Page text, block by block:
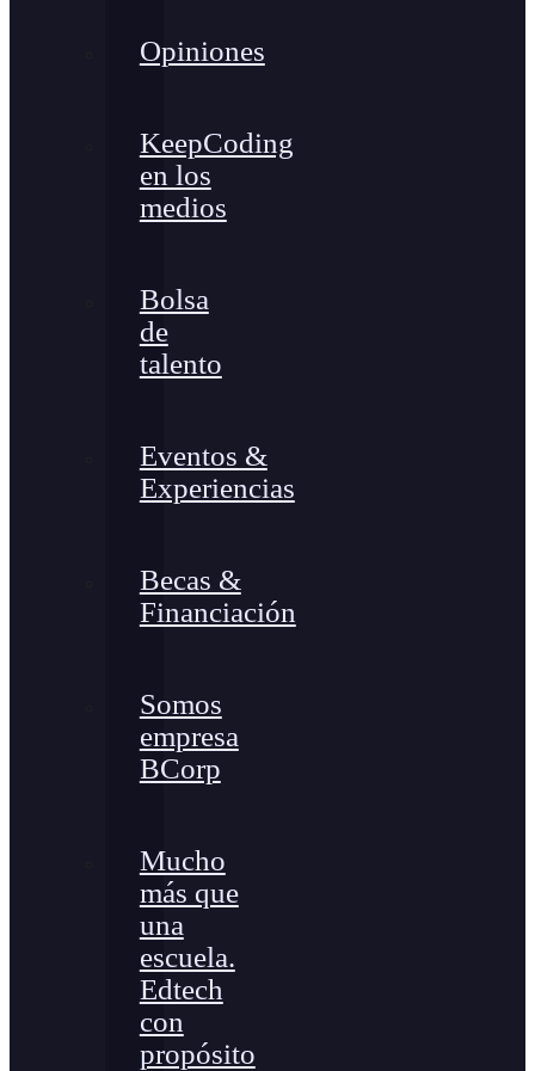
Opiniones
KeepCoding
en los
medios
Bolsa
de
talento
Eventos &
Experiencias
Becas &
Financiación
Somos
empresa
BCorp
Mucho
más que
una
escuela.
Edtech
con
propósito